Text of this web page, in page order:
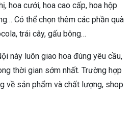
hoa cưới, hoa cao cấp, hoa hộp
Có thể chọn thêm các phần quà
trái cây, gấu bông…
này luôn giao hoa đúng yêu cầu,
thời gian sớm nhất. Trường hợp
về sản phẩm và chất lượng, shop